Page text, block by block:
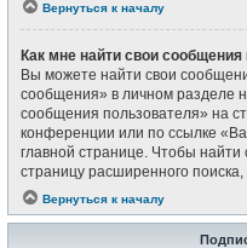
Вернуться к началу
Как мне найти свои
Вы можете найти свои
сообщения» в личном разделе
сообщения пользователя» на
конференции или по ссылке
главной странице. Чтобы
страницу расширенного
Вернуться к началу